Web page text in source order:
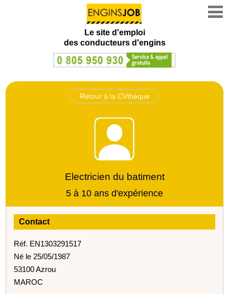
Le site d'emploi
des conducteurs d'engins
Retour à la CVthèque
Electricien du batiment
5 à 10 ans d'expérience
Contact
Réf. EN1303291517
Né le 25/05/1987
53100 Azrou
MAROC